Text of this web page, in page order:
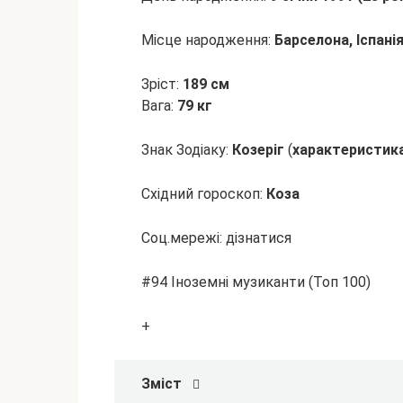
Місце народження: Барселона, Іспанія
Зріст: 189 см
Вага: 79 кг
Знак Зодіаку: Козеріг (
Східний гороскоп: Коза
Соц.мережі: дізнатися
#94 Іноземні музиканти (Топ 100)
+
Зміст